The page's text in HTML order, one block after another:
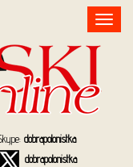
Toggle
navigation
dobrapolonistka
dobrapolonistka